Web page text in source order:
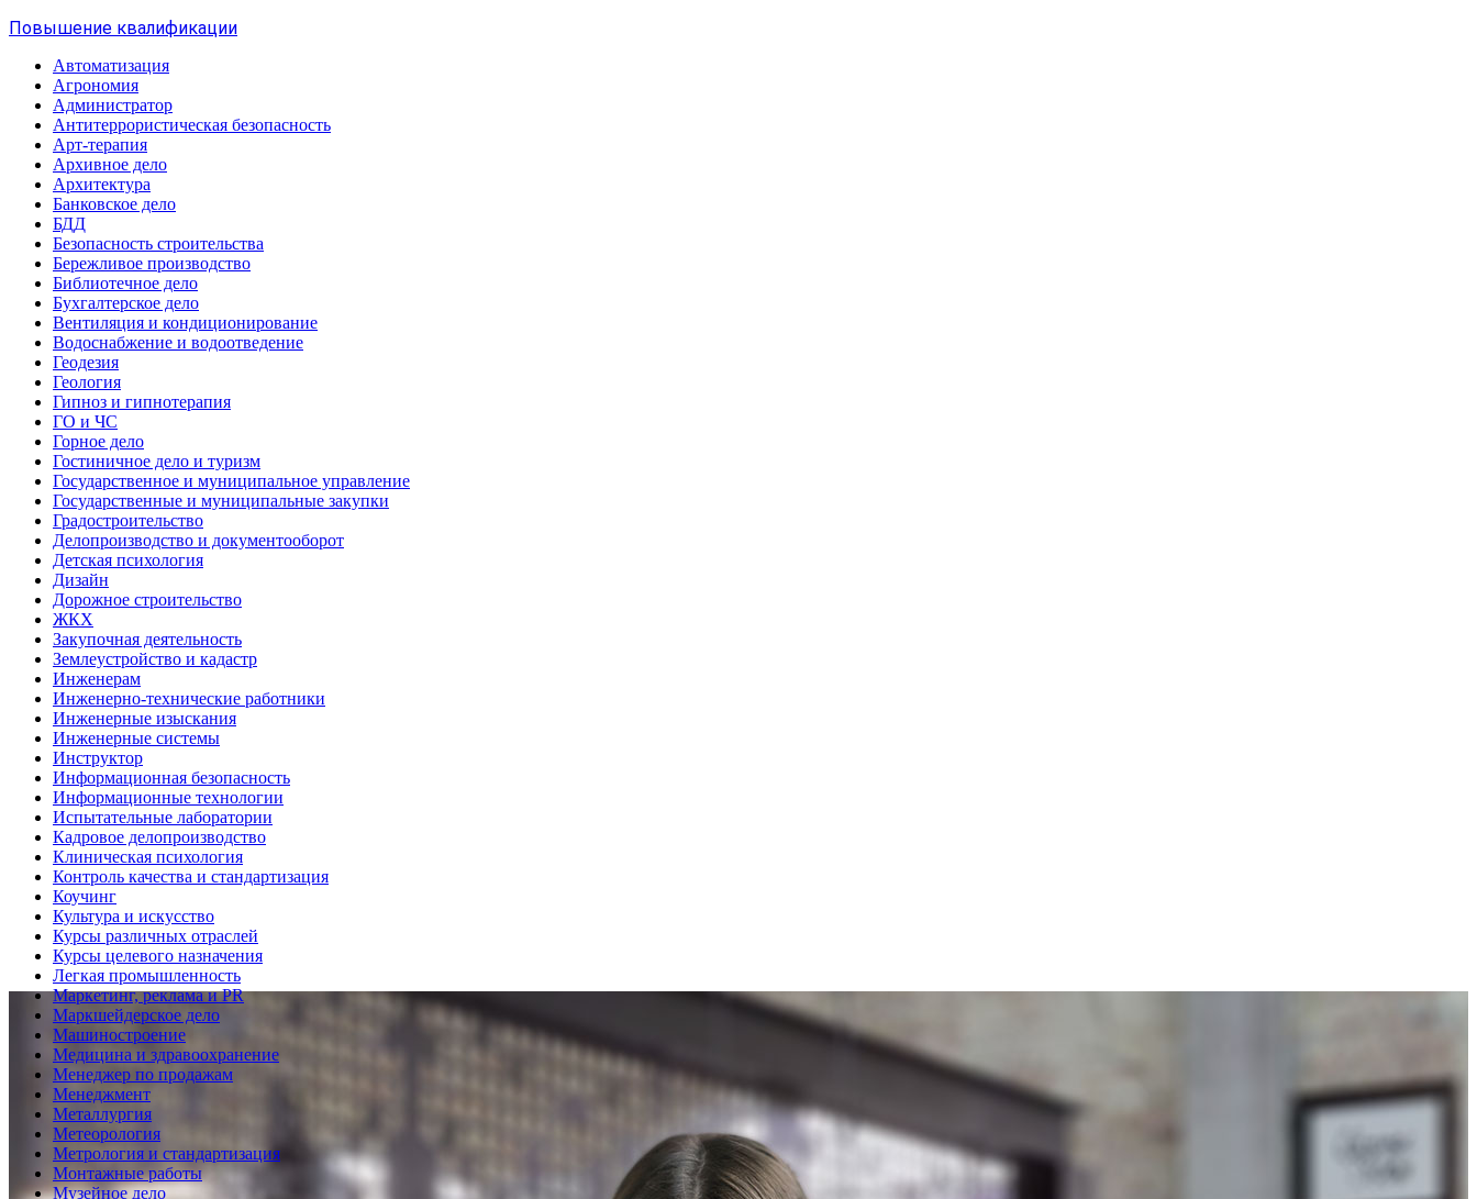
Повышение квалификации
Автоматизация
Агрономия
Администратор
Антитеррористическая безопасность
Арт-терапия
Архивное дело
Архитектура
Банковское дело
БДД
Безопасность строительства
Бережливое производство
Библиотечное дело
Бухгалтерское дело
Вентиляция и кондиционирование
Водоснабжение и водоотведение
Геодезия
Геология
Гипноз и гипнотерапия
ГО и ЧС
Горное дело
Гостиничное дело и туризм
Государственное и муниципальное управление
Государственные и муниципальные закупки
Градостроительство
Делопроизводство и документооборот
Детская психология
Дизайн
Дорожное строительство
ЖКХ
Закупочная деятельность
Землеустройство и кадастр
Инженерам
Инженерно-технические работники
Инженерные изыскания
Инженерные системы
Инструктор
Информационная безопасность
Информационные технологии
Испытательные лаборатории
Кадровое делопроизводство
Клиническая психология
Контроль качества и стандартизация
Коучинг
Культура и искусство
Курсы различных отраслей
Курсы целевого назначения
Легкая промышленность
Маркетинг, реклама и PR
Маркшейдерское дело
Машиностроение
Медицина и здравоохранение
Менеджер по продажам
Менеджмент
Металлургия
Метеорология
Метрология и стандартизация
Монтажные работы
Музейное дело